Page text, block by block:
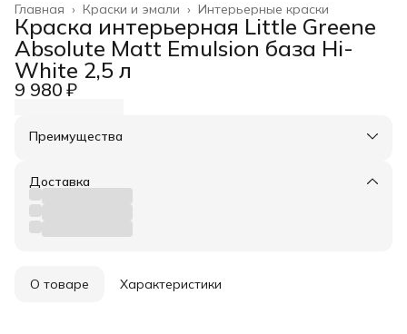
Интерьерные краски
Краски и эмали ›
Главная ›
Краска интерьерная Little Greene
Absolute Matt Emulsion база Hi-
White 2,5 л
9 980 ₽
Преимущества
Оплата частями в Сплит
Удобный возврат
Доставка
О товаре Характеристики